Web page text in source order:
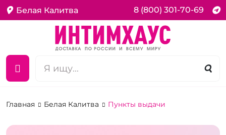
Белая Калитва 8 (800) 301-70-69
Главная Белая Калитва Пункты выдачи